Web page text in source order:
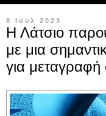
8 Ιουλ 2023
Η Λάτσιο
με μια
για μεταγραφή